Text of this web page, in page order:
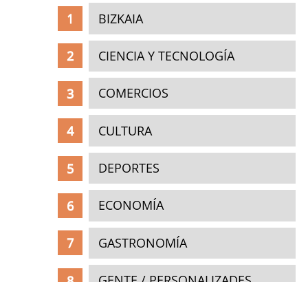
BIZKAIA
CIENCIA Y TECNOLOGÍA
COMERCIOS
CULTURA
DEPORTES
ECONOMÍA
GASTRONOMÍA